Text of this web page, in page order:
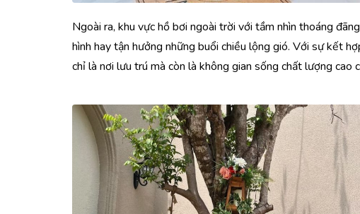
Ngoài ra, khu vực hồ bơi ngoài trời với tầm nhìn thoáng
hình hay tận hưởng những buổi chiều lộng gió. Với sự kết
chỉ là nơi lưu trú mà còn là không gian sống chất lượng cao